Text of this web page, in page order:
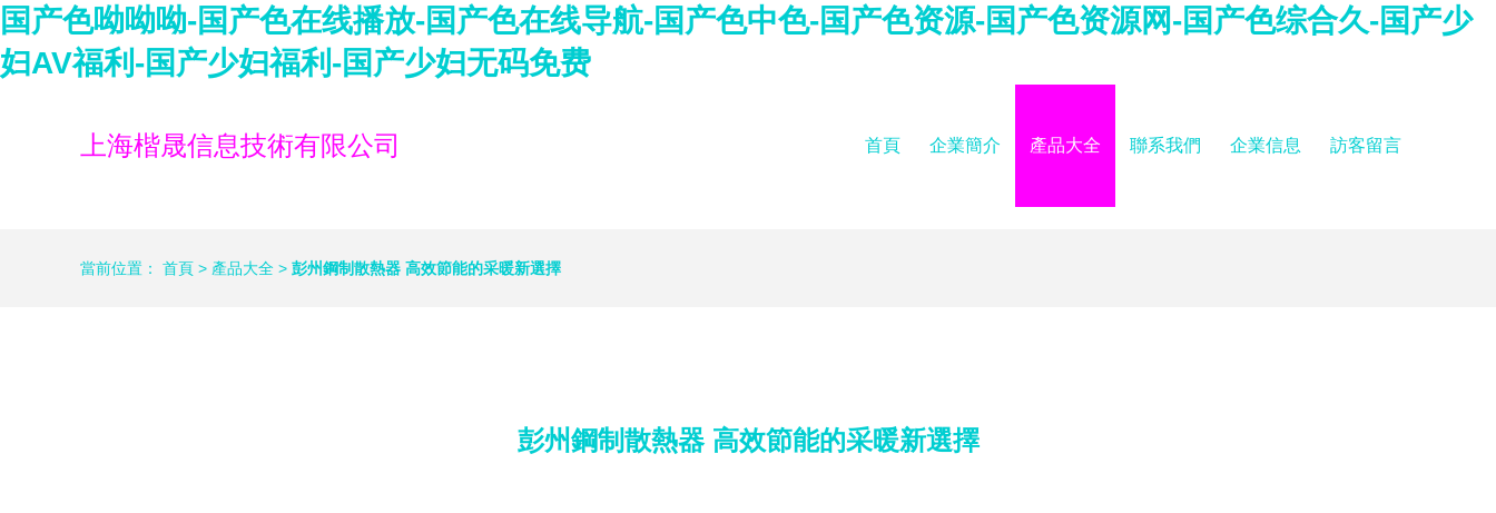
国产色呦呦呦-国产色在线播放-国产色在线导航-国产色中色-国产色资源-国产色资源网-国产色综合久-国产少
妇AV福利-国产少妇福利-国产少妇无码免费
上海楷晟信息技術有限公司 首頁 企業簡介 產品大全 聯系我們 企業信息 訪客留言
當前位置： 首頁 > 產品大全 > 彭州鋼制散熱器 高效節能的采暖新選擇
彭州鋼制散熱器 高效節能的采暖新選擇